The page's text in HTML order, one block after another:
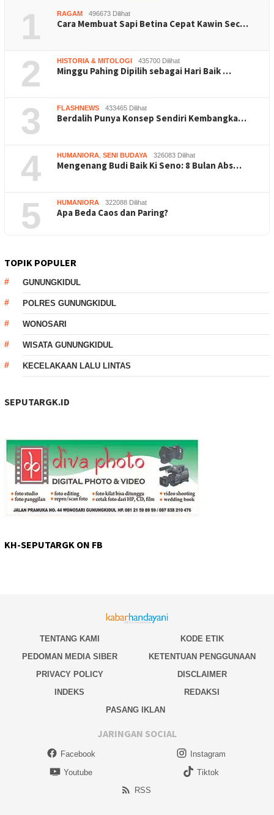
1 RAGAM 496673 Dilihat
Cara Membuat Sapi Betina Cepat Kawin Sec…
2 HISTORIA & MITOLOGI 435700 Dilihat
Minggu Pahing Dipilih sebagai Hari Baik …
3 FLASHNEWS 433465 Dilihat
Berdalih Punya Konsep Sendiri Kembangka…
4 HUMANIORA SENI BUDAYA 326083 Dilihat
Mengenang Budi Baik Ki Seno: 8 Bulan Abs…
5 HUMANIORA 322088 Dilihat
Apa Beda Caos dan Paring?
TOPIK POPULER
GUNUNGKIDUL
POLRES GUNUNGKIDUL
WONOSARI
WISATA GUNUNGKIDUL
KECELAKAAN LALU LINTAS
SEPUTARGK.ID
KH-SEPUTARGK ON FB
TENTANG KAMI
KODE ETIK
PEDOMAN MEDIA SIBER
KETENTUAN PENGGUNAAN
PRIVACY POLICY
DISCLAIMER
INDEKS
REDAKSI
PASANG IKLAN
JARINGAN SOCIAL
Facebook
Instagram
Youtube
Tiktok
RSS